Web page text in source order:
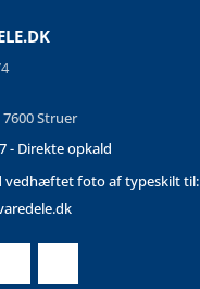
Struer
- Direkte opkald
vedhæftet foto af typeskilt til: